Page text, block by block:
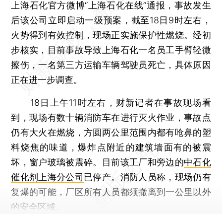
上海石化官方微博“上海石化在线”通报，事故发生
后该公司立即启动一级预案，截至18日9时左右，
火势得到有效控制，现场正实施保护性燃烧。经初
步核实，目前事故导致上海石化一名员工手臂轻微
擦伤，一名第三方运输车辆驾驶员死亡，具体原因
正在进一步调查。
18日上午11时左右，财新记者在事故现场看
到，现场有数十辆消防车在进行灭火作业，事故点
仍有大火在燃烧，方圆两公里范围内都有呛鼻的塑
料烧焦的味道，爆炸点附近的建筑墙面有的被震
坏，窗户玻璃被震碎。目前该工厂和旁边的中石化
催化剂上海分公司 已停产。消防人员称，现场仍有
复爆的可能，厂区所有人员都须撤离到一公里以外
的安全区域。